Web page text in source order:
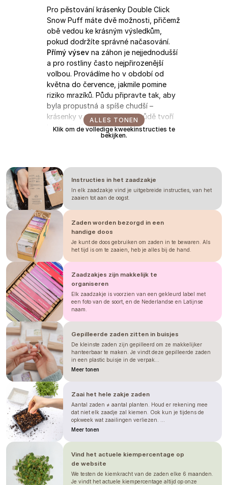
Pro pěstování krásenky Double Click
Snow Puff máte dvě možnosti, přičemž
obě vedou ke krásným výsledkům,
pokud dodržíte správné načasování.
Přímý výsev na záhon je nejjednodušší
a pro rostliny často nejpřirozenější
volbou. Provádíme ho v období od
května do července, jakmile pomine
riziko mrazíků. Půdu připravte tak, aby
byla propustná a spíše chudší –
krásenky v příliš vyhnojené půdě tvoří
hodně listů na úkor květů. Semena
vysévejte do hloubky přibližně půl
18–22 °C se první klíčky objeví velmi
rychle, obvykle už za 4 až 8 dní.
Pokud se rozhodnete pro
předpěstování, nezačínejte příliš brzy.
Krásenky rostou jako z vody a v teple
domova by se vám sazenice zbytečně
vytáhly. Bohatě stačí výsev 2 až 4
týdny před plánovaným vysazením ven,
tedy zhruba v dubnu. Do každé buňky
sadbovače vložte 1–2 semena a jemně
zasypte substrátem. Jakmile rostliny
dosáhnou výšky okolo 30 cm (nebo
mají 3–4 páry pravých listů), nebojte se
jezaštípnout
podpoříte větvení, rostlina zmohutní a
v sezóně vás odmění záplavou plných,
smetanově bílých květů připomínajících
vatu. Vysazujeme je na slunné
stanoviště do sponu 20–30 cm.
Vzhledem k výšce této odrůdy (až 120
cm) je vhodné zajistit rostlinám
aby se stonky pod tíhou velkých květů
nebo vlivem větru nezlomily. Může to
být síťovina natažená vodorovně nad
záhonem nebo provázek vedený po
obvodu. Pro co nejdelší výdrž ve váze
sklízejte stonky ve chvíli, kdy se poupě
teprve začíná otevírat, nebo když je
střed květu ještě pevně zatažený a
žlutý. Nezapomínejte také pravidelně
ALLES TONEN
Klik om de volledige kweekinstructies te
bekijken.
Instructies in het zaadzakje
In elk zaadzakje vind je uitgebreide instructies, van het
zaaien tot aan de oogst.
Zaden worden bezorgd in een
handige doos
Je kunt de doos gebruiken om zaden in te bewaren. Als
het tijd is om te zaaien, heb je alles bij de hand.
Zaadzakjes zijn makkelijk te
organiseren
Elk zaadzakje is voorzien van een gekleurd label met
een foto van de soort, en de Nederlandse en Latijnse
naam.
Gepilleerde zaden zitten in buisjes
De kleinste zaden zijn gepilleerd om ze makkelijker
hanteerbaar te maken. Je vindt deze gepilleerde zaden
in een plastic buisje in de verpak...
Meer tonen
Zaai het hele zakje zaden
Aantal zaden ≠ aantal planten. Houd er rekening mee
dat niet elk zaadje zal kiemen. Ook kun je tijdens de
opkweek wat zaailingen verliezen. ...
Meer tonen
Vind het actuele kiempercentage op
de website
We testen de kiemkracht van de zaden elke 6 maanden.
Je vindt het actuele kiempercentage altijd op onze